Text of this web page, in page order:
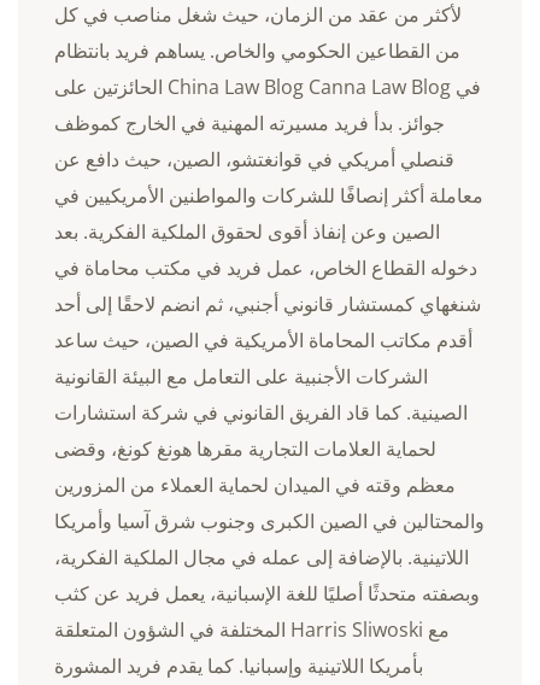
لأكثر من عقد من الزمان، حيث شغل مناصب في كل
من القطاعين الحكومي والخاص. يساهم فريد بانتظام
في China Law Blog Canna Law Blog الحائزتين على
جوائز. بدأ فريد مسيرته المهنية في الخارج كموظف
قنصلي أمريكي في قوانغتشو، الصين، حيث دافع عن
معاملة أكثر إنصافًا للشركات والمواطنين الأمريكيين في
الصين وعن إنفاذ أقوى لحقوق الملكية الفكرية. بعد
دخوله القطاع الخاص، عمل فريد في مكتب محاماة في
شنغهاي كمستشار قانوني أجنبي، ثم انضم لاحقًا إلى أحد
أقدم مكاتب المحاماة الأمريكية في الصين، حيث ساعد
الشركات الأجنبية على التعامل مع البيئة القانونية
الصينية. كما قاد الفريق القانوني في شركة استشارات
لحماية العلامات التجارية مقرها هونغ كونغ، وقضى
معظم وقته في الميدان لحماية العملاء من المزورين
والمحتالين في الصين الكبرى وجنوب شرق آسيا وأمريكا
اللاتينية. بالإضافة إلى عمله في مجال الملكية الفكرية،
وبصفته متحدثًا أصليًا للغة الإسبانية، يعمل فريد عن كثب
مع Harris Sliwoski المختلفة في الشؤون المتعلقة
بأمريكا اللاتينية وإسبانيا. كما يقدم فريد المشورة